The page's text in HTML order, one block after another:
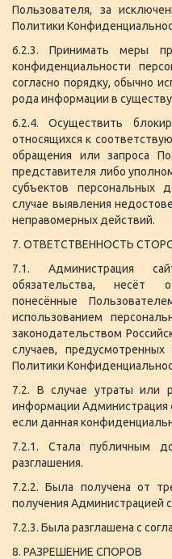
Пользователя, за
Политики
6.2.3. Принимать меры
конфиденциальности
согласно порядку, обычно
рода информации в
6.2.4. Осуществить
относящихся к
обращения или запроса
представителя либо
субъектов персональных
случае выявления
неправомерных действий.
7. ОТВЕТСТВЕННОСТЬ
7.1. Администрация
обязательства, несёт
понесённые
использованием
законодательством
случаев,
Политики
7.2. В случае утраты или
информации Администрация
если данная
7.2.1. Стала публичным
разглашения.
7.2.2. Была получена от
получения Администрацией
7.2.3. Была разглашена с
8. РАЗРЕШЕНИЕ СПОРОВ